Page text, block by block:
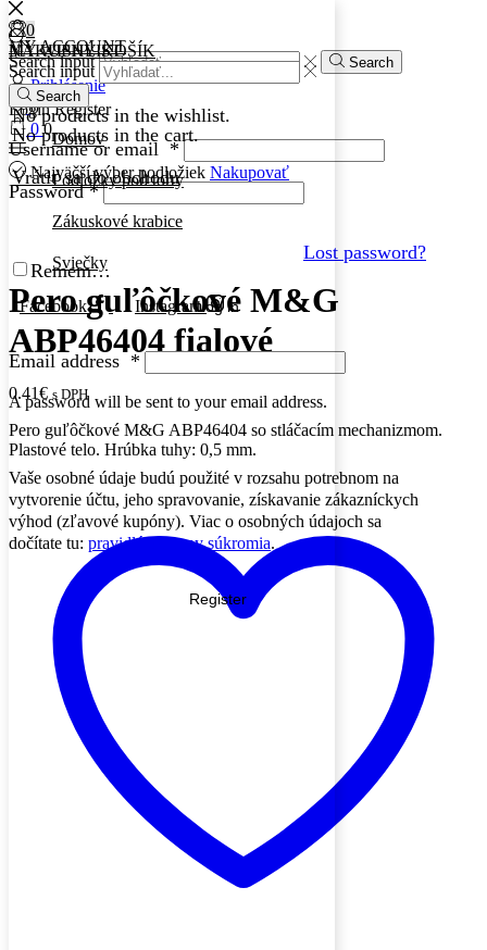
Search input Search
Prihlásenie
MY ACCOUNT
LoginRegister
Username or email *
Password*
Lost password?
Remember Me
Log in
Email address *
A password will be sent to your email address.
Vaše osobné údaje budú použité v rozsahu potrebnom na
vytvorenie účtu, jeho spravovanie, získavanie zákazníckych
výhod (zľavové kupóny). Viac o osobných údajoch sa
dočítate tu: pravidlá ochrany súkromia.
Register
0
0
MY WISHLIST
No products in the wishlist.
00
0
NÁKUPNÝ KOŠÍK
No products in the cart.
Vrátiť sa do obchodu
Search input
Search
Domov
Podložky pod torty
Zákuskové krabice
Sviečky
Facebook Instagram
Najväčší výber podložiek Nakupovať
Pero guľôčkové M&G
ABP46404 fialové
0.41€ s DPH
Pero guľôčkové M&G ABP46404 so stláčacím mechanizmom.
Plastové telo. Hrúbka tuhy: 0,5 mm.